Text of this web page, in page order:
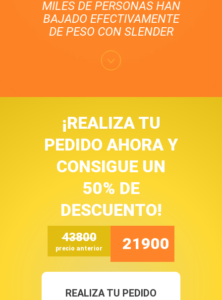
MILES DE PERSONAS HAN
BAJADO EFECTIVAMENTE
DE PESO CON SLENDER
¡REALIZA TU
PEDIDO AHORA Y
CONSIGUE UN
50% DE
DESCUENTO!
21900
43800
precio anterior
REALIZA TU PEDIDO